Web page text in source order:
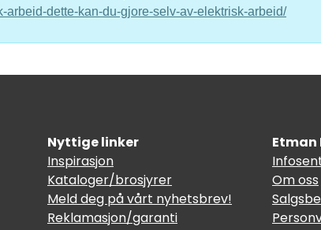
arbeid-dette-kan-du-gjore-selv-av-elektrisk-arbeid/
Nyttige linker
Inspirasjon
Kataloger/brosjyrer
Meld deg på vårt nyhetsbrev!
Reklamasjon/garanti
Etman
Om oss